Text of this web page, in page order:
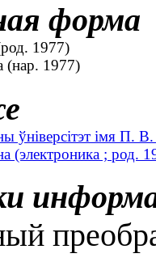
форма
1977)
(нар. 1977)
ўніверсітэт імя П.
(электроника ; род.